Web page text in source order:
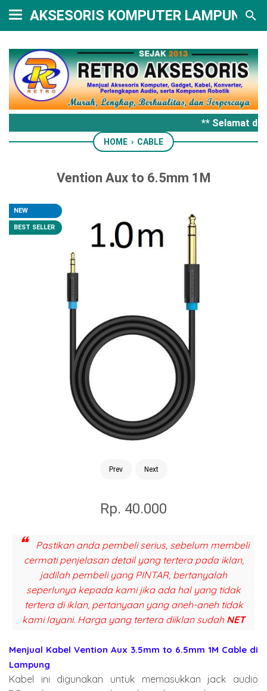
AKSESORIS KOMPUTER LAMPUNG
** Selamat
HOME › CABLE
Vention Aux to 6.5mm 1M
NEW
BEST SELLER
Prev Next
Rp. 40.000
Pastikan anda pembeli serius, sebelum membeli
cermati penjelasan detail yang tertera pada iklan,
jadilah pembeli yang PINTAR, bertanyalah
seperlunya kepada kami jika ada hal yang tidak
tertera di iklan, pertanyaan yang aneh-aneh tidak
kami layani. Harga yang tertera diiklan sudah NET
Menjual Kabel Vention Aux 3.5mm to 6.5mm 1M Cable di
Lampung
Kabel ini digunakan untuk memasukkan jack audio